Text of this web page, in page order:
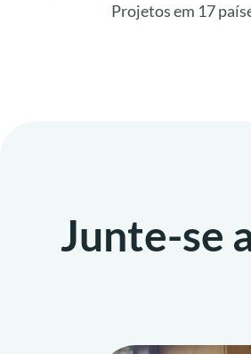
Projetos em 17
Junte-se